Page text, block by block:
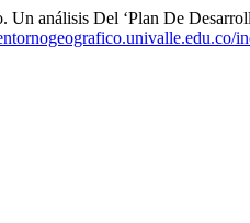
análisis Del ‘Plan De